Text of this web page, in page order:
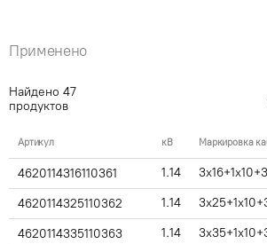
Применено
Найдено 47
продуктов
Артикул кВ Маркировка
4620114316110361 1.14
4620114325110362 1.14
4620114335110363 1.14